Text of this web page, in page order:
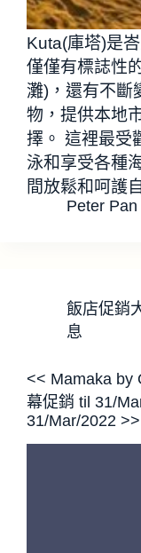
Kuta(庫塔)是
僅僅有標誌性
灘)，還有不斷
物，提供本地
擇。 這裡最受
泳和享受各種
間放鬆和呵護
Peter Pan
飯店促銷
息
<< Mamaka by
幕促銷 til 31/
31/Mar/2022 >>